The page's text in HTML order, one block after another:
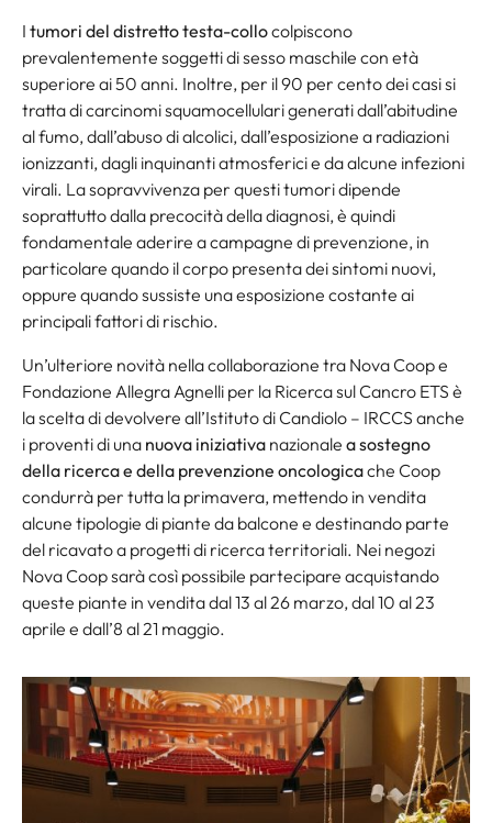
I tumori del distretto testa-collocolpiscono
prevalentemente soggetti di sesso maschile con età
superiore ai 50 anni. Inoltre, per il 90 per cento dei casi si
tratta di carcinomi squamocellulari generati dall’abitudine
al fumo, dall’abuso di alcolici, dall’esposizione a radiazioni
ionizzanti, dagli inquinanti atmosferici e da alcune infezioni
virali. La sopravvivenza per questi tumori dipende
soprattutto dalla precocità della diagnosi, è quindi
fondamentale aderire a campagne di prevenzione, in
particolare quando il corpo presenta dei sintomi nuovi,
oppure quando sussiste una esposizione costante ai
principali fattori di rischio.
Un’ulteriore novità nella collaborazione tra Nova Coop e
Fondazione Allegra Agnelli per la Ricerca sul Cancro ETS è
la scelta di devolvere all’Istituto di Candiolo – IRCCS anche
i proventi di una nuova iniziativa nazionale a sostegno
della ricerca e della prevenzione oncologicache Coop
condurrà per tutta la primavera, mettendo in vendita
alcune tipologie di piante da balcone e destinando parte
del ricavato a progetti di ricerca territoriali. Nei negozi
Nova Coop sarà così possibile partecipare acquistando
queste piante in vendita dal 13 al 26 marzo, dal 10 al 23
aprile e dall’8 al 21 maggio.